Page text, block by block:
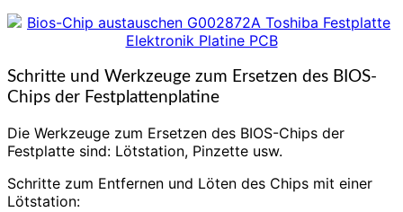
Schritte und Werkzeuge zum Ersetzen des BIOS-
Chips der Festplattenplatine
Die Werkzeuge zum Ersetzen des BIOS-Chips der
Festplatte sind: Lötstation, Pinzette usw.
Schritte zum Entfernen und Löten des Chips mit einer
Lötstation: